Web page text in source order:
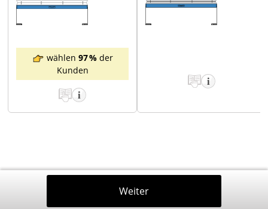
wählen 97 %der
Kunden
Weiter